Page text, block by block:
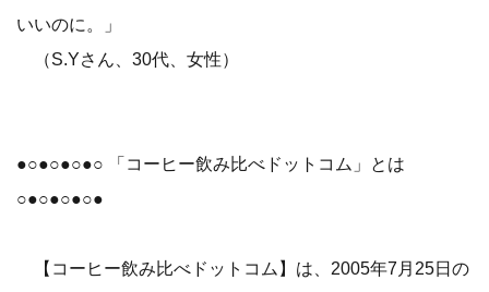
いいのに。」
（S.Yさん、30代、女性）
●○●○●○●○ 「コーヒー飲み比べドットコム」とは
○●○●○●○●
【コーヒー飲み比べドットコム】は、2005年7月25日の